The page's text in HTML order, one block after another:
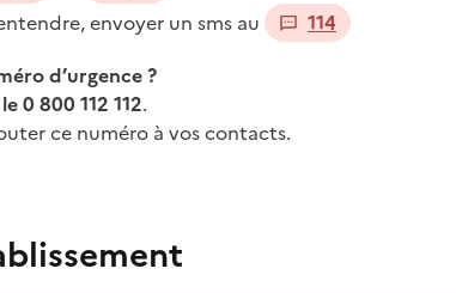
envoyer un sms au
114
d’urgence ?
0 800 112 112.
ce numéro à vos contacts.